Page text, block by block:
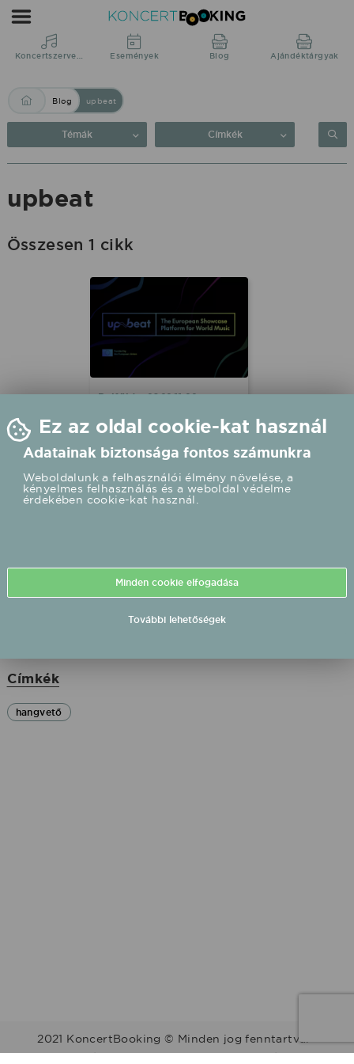
Blog:
upbeat
KoncertBooking
Közvetlenül
produkciótól.
Koncertszervezés Események Blog Ajándéktárgyak
Blog upbeat
Témák Címkék
upbeat
Összesen 1 cikk
Belföld - 2022.11.22
Upbeat: magyar
zenei platform
alakult
Upbeat néven magyar cég,
Címkék
hangvető
2021 KoncertBooking © Minden jog fenntartva.
Kapcsolat | Telefonszám: +36 30 157 9812 | E-mail:
Ez az oldal cookie-kat használ
Adatainak biztonsága fontos számunkra
Weboldalunk a felhasználói élmény növelése, a
kényelmes felhasználás és a weboldal védelme
érdekében cookie-kat használ.
Minden cookie elfogadása
További lehetőségek